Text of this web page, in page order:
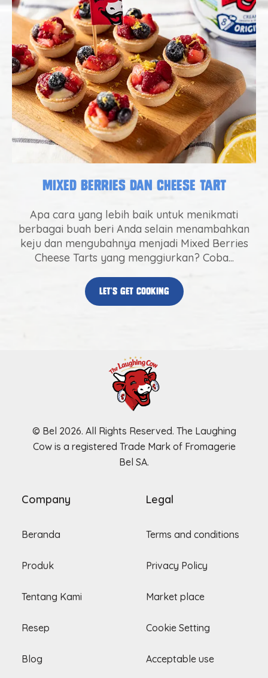
Mixed Berries dan Cheese Tart
Apa cara yang lebih baik untuk menikmati
berbagai buah beri Anda selain menambahkan
keju dan mengubahnya menjadi Mixed Berries
Cheese Tarts yang menggiurkan? Coba...
let’s get cooking
© Bel 2026. All Rights Reserved. The Laughing
Cow is a registered Trade Mark of Fromagerie
Bel SA.
Company
Beranda
Produk
Tentang Kami
Resep
Blog
Legal
Terms and conditions
Privacy Policy
Market place
Cookie Setting
Acceptable use